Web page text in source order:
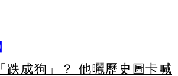
跌成狗」？ 他曬歷史圖卡喊